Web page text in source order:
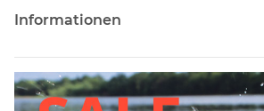
Informationen